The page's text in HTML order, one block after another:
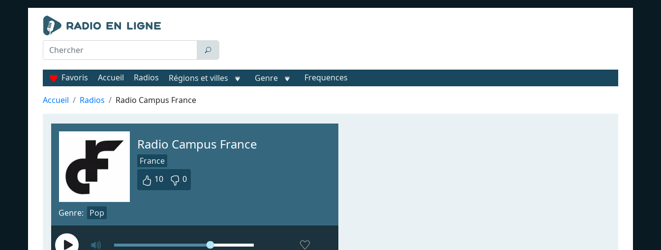
Favoris Accueil Radios Régions et villes Genre Frequences
Accueil Radios Radio Campus France
Radio Campus France
France
10
0
Genre: Pop